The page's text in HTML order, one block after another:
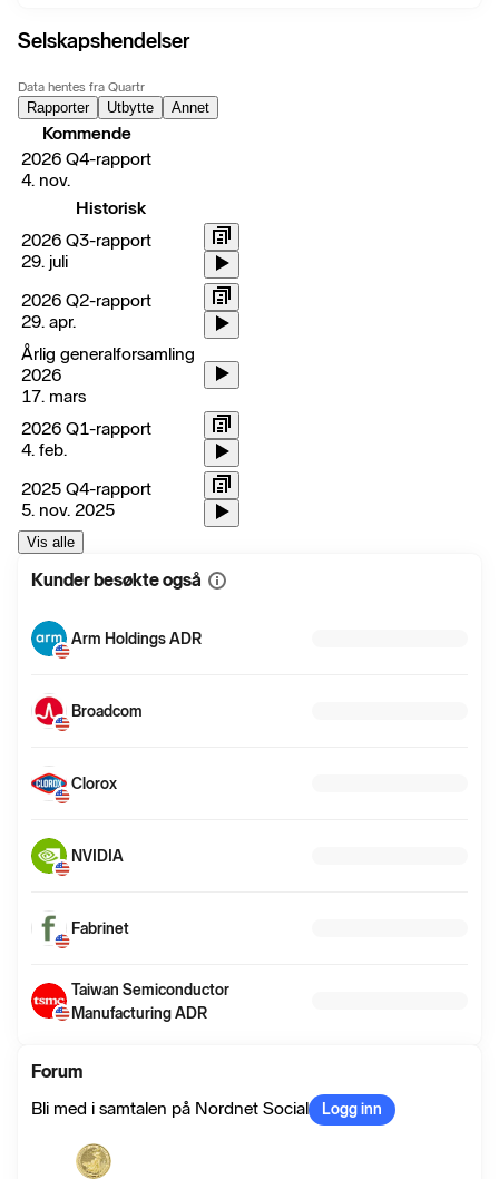
Selskapshendelser
Data hentes fra Quartr
Rapporter Utbytte Annet
Kommende
2026 Q4-rapport
4. nov.
Historisk
2026 Q3-rapport
29. juli
2026 Q2-rapport
29. apr.
Årlig generalforsamling
2026
17. mars
2026 Q1-rapport
4. feb.
2025 Q4-rapport
5. nov. 2025
Vis alle
Kunder besøkte også Vis
Arm Holdings ADR
Broadcom
Clorox
NVIDIA
Fabrinet
Taiwan Semiconductor
Manufacturing ADR
Forum
Bli med i samtalen på Nordnet Social
Logg inn